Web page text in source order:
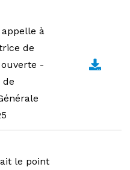
appelle à
de
-
de
le point